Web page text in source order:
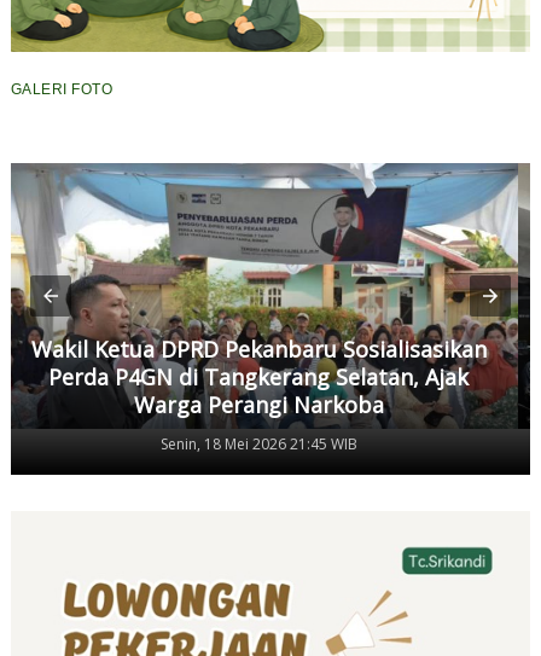
GALERI FOTO
Wakil Ketua DPRD Pekanbaru Sosialisasikan
Perda P4GN di Tangkerang Selatan, Ajak
Warga Perangi Narkoba
Senin, 18 Mei 2026 21:45 WIB